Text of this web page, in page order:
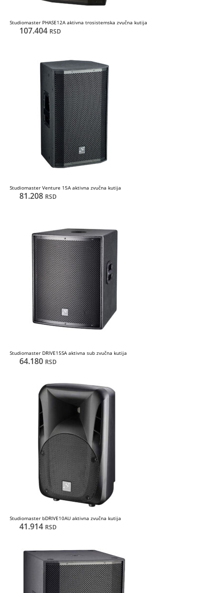
Studiomaster PHASE12A aktivna trosistemska zvučna kutija
107.404 RSD
Studiomaster Venture 15A aktivna zvučna kutija
81.208 RSD
Studiomaster DRIVE15SA aktivna sub zvučna kutija
64.180 RSD
Studiomaster bDRIVE10AU aktivna zvučna kutija
41.914 RSD